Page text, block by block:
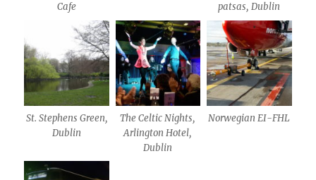
Cafe
patsas, Dublin
St. Stephens Green,
Dublin
The Celtic Nights,
Arlington Hotel,
Dublin
Norwegian EI-FHL